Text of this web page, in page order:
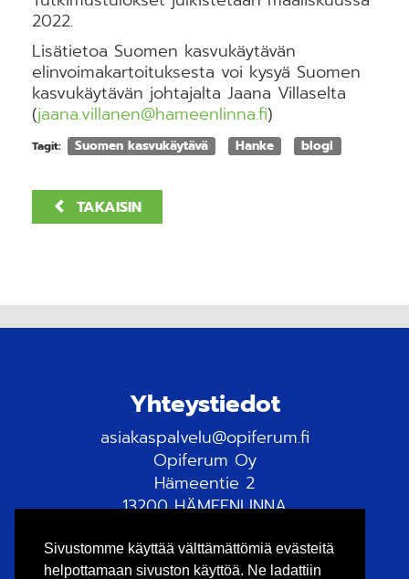
Sivustomme käyttää välttämättömiä evästeitä
helpottamaan sivuston käyttöä. Ne ladattiin
2022.
Lisätietoa Suomen kasvukäytävän
elinvoimakartoituksesta voi kysyä Suomen
kasvukäytävän johtajalta Jaana Villaselta
(jaana.villanen@hameenlinna.fi)
Tagit: Suomen kasvukäytävä Hanke blogi
TAKAISIN
Yhteystiedot
asiakaspalvelu@opiferum.fi
Opiferum Oy
Hämeentie 2
13200 HÄMEENLINNA
Tietosuojaseloste